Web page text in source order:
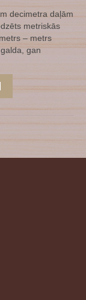
decimetra daļām
metriskās
– metrs
gan